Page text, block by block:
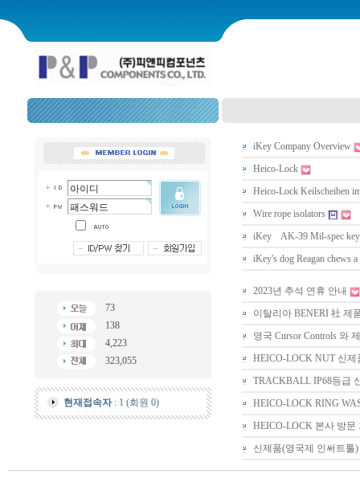
73
138
4,223
323,055
현재접속자: 1 (회원 0)
iKey Company Overview
Heico-Lock
Heico-Lock Keilscheiben
Wire rope isolators
iKey AK-39 Mil-spec
iKey's dog Reagan chews
2023년 추석 연휴 안내
이탈리아 BENERI 社 제
영국 Cursor Controls 와
HEICO-LOCK NUT 신제
TRACKBALL IP68등급
HEICO-LOCK RING
HEICO-LOCK 본사 방문
신제품(영국제 인써트툴